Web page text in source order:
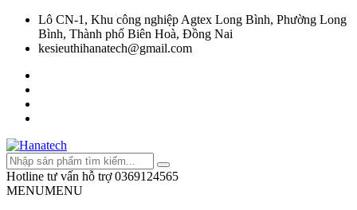
Lô CN-1, Khu công nghiệp Agtex Long Bình, Phường Long
Bình, Thành phố Biên Hoà, Đồng Nai
kesieuthihanatech@gmail.com
Hotline tư vấn hỗ trợ 0369124565
MENUMENU